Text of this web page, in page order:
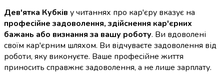
Дев'ятка Кубків у читаннях про кар'єру вказує на
професійне задоволення, здійснення кар'єрних
бажань або визнання за вашу роботу. Ви вдоволені
своїм кар'єрним шляхом. Ви відчуваєте задоволення від
роботи, яку виконуєте. Ваше професійне життя
приносить справжнє задоволення, а не лише зарплату.